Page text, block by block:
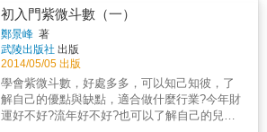
初入門紫微斗數（一）
鄭景峰 著
武陵出版社 出版
2014/05/05 出版
學會紫微斗數，好處多多，可以知己知彼，了
解自己的優點與缺點，適合做什麼行業?今年財
運好不好?流年好不好?也可以了解自己的兒